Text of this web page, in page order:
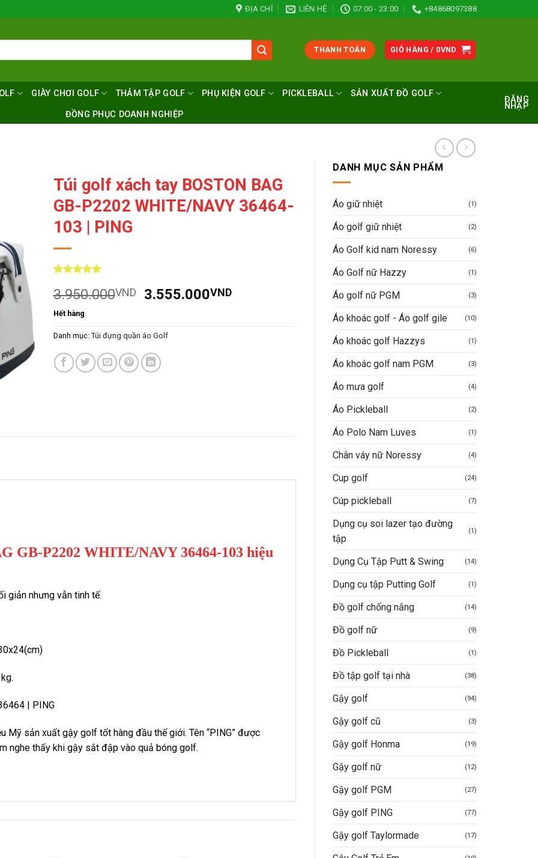
ĐỊA CHỈ LIÊN HỆ 07:00 - 23:00 +84868097388
THANH TOÁN GIỎ HÀNG / 0VND
GIÀY CHƠI GOLF THẢM TẬP GOLF PHỤ KIỆN GOLF PICKLEBALL SẢN XUẤT ĐỒ GOLF
ĐỒNG PHỤC DOANH NGHIỆP
ĐĂNG
NHẬP
DANH MỤC SẢN PHẨM
Áo giữ nhiệt (1)
Áo golf giữ nhiệt (2)
Áo Golf kid nam Noressy (6)
Áo Golf nữ Hazzy (1)
Áo golf nữ PGM (3)
Áo khoác golf - Áo golf gile (10)
Áo khoác golf Hazzys (1)
Áo khoác golf nam PGM (3)
Áo mưa golf (4)
Áo Pickleball (2)
Áo Polo Nam Luves (1)
Chân váy nữ Noressy (4)
Cup golf (24)
Cúp pickleball (7)
Dụng cụ soi lazer tạo đường
tập
(1)
Dụng Cụ Tập Putt & Swing (14)
Dụng cụ tập Putting Golf (1)
Đồ golf chống nắng (14)
Đồ golf nữ (9)
Đồ Pickleball (1)
Đồ tập golf tại nhà (38)
Gậy golf (94)
Gậy golf cũ (3)
Gậy golf Honma (19)
Gậy golf nữ (12)
Gậy golf PGM (27)
Gậy golf PING (77)
Gậy golf Taylormade (17)
Túi golf xách tay BOSTON BAG
GB-P2202 WHITE/NAVY 36464-
103 | PING
dựa trên
đánh giá
3.950.000VND
Giá
là:
3.950.000VND.
3.555.000VNDGiá
tại
Hết hàng
Danh mục: Túi đựng quần áo Golf
GB-P2202 WHITE/NAVY 36464-103 hiệu
giản nhưng vẫn tinh tế.
Mỹ sản xuất gậy golf tốt hàng đầu thế giới. Tên “PING” được
nghe thấy khi gậy sắt đập vào quả bóng golf.